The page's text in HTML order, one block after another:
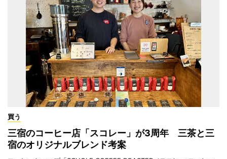
買う
三宿のコーヒー店「スコレー」が3周年 三茶と三
宿のオリジナルブレンド考案